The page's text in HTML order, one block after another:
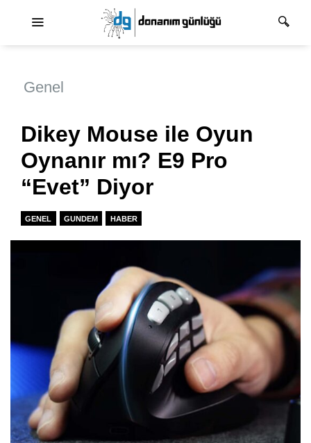
Genel
Dikey Mouse ile Oyun
Oynanır mı? E9 Pro
“Evet” Diyor
GENEL GUNDEM HABER